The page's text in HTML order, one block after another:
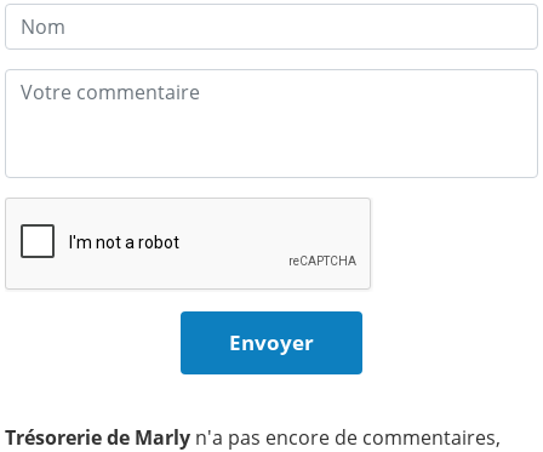
Trésorerie de Marly n'a pas encore de commentaires,